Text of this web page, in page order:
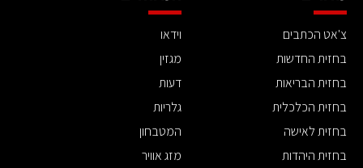
צ'אט הכתבים
בחזית החדשות
בחזית הבריאות
בחזית הכלכלית
בחזית לאישה
בחזית היהדות
וידאו
מגזין
דעות
גלריות
המטבחון
מזג אוויר